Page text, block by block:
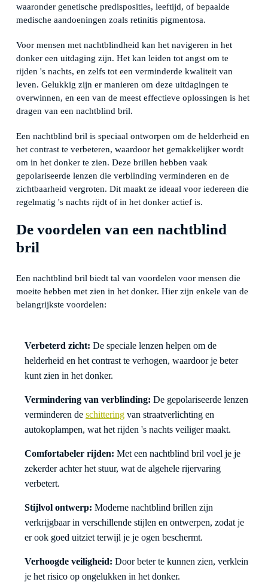
waaronder genetische predisposities, leeftijd, of bepaalde
medische aandoeningen zoals retinitis pigmentosa.
Voor mensen met nachtblindheid kan het navigeren in het
donker een uitdaging zijn. Het kan leiden tot angst om te
rijden 's nachts, en zelfs tot een verminderde kwaliteit van
leven. Gelukkig zijn er manieren om deze uitdagingen te
overwinnen, en een van de meest effectieve oplossingen is het
dragen van een nachtblind bril.
Een nachtblind bril is speciaal ontworpen om de helderheid en
het contrast te verbeteren, waardoor het gemakkelijker wordt
om in het donker te zien. Deze brillen hebben vaak
gepolariseerde lenzen die verblinding verminderen en de
zichtbaarheid vergroten. Dit maakt ze ideaal voor iedereen die
regelmatig 's nachts rijdt of in het donker actief is.
De voordelen van een nachtblind
bril
Een nachtblind bril biedt tal van voordelen voor mensen die
moeite hebben met zien in het donker. Hier zijn enkele van de
belangrijkste voordelen:
Verbeterd zicht: De speciale lenzen helpen om de
helderheid en het contrast te verhogen, waardoor je beter
kunt zien in het donker.
Vermindering van verblinding: De gepolariseerde lenzen
verminderen de schittering van straatverlichting en
autokoplampen, wat het rijden 's nachts veiliger maakt.
Comfortabeler rijden: Met een nachtblind bril voel je je
zekerder achter het stuur, wat de algehele rijervaring
verbetert.
Stijlvol ontwerp: Moderne nachtblind brillen zijn
verkrijgbaar in verschillende stijlen en ontwerpen, zodat je
er ook goed uitziet terwijl je je ogen beschermt.
Verhoogde veiligheid: Door beter te kunnen zien, verklein
je het risico op ongelukken in het donker.